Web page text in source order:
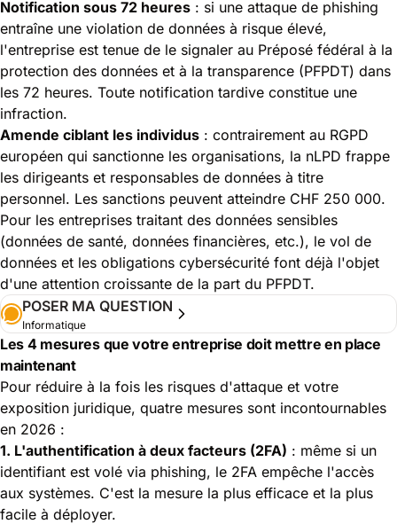
Notification sous 72 heures : si une attaque de phishing
entraîne une violation de données à risque élevé,
l'entreprise est tenue de le signaler au Préposé fédéral à la
protection des données et à la transparence (PFPDT) dans
les 72 heures. Toute notification tardive constitue une
infraction.
Amende ciblant les individus : contrairement au RGPD
européen qui sanctionne les organisations, la nLPD frappe
les dirigeants et responsables de données à titre
personnel. Les sanctions peuvent atteindre CHF 250 000.
Pour les entreprises traitant des données sensibles
(données de santé, données financières, etc.), le vol de
données et les obligations cybersécurité font déjà l'objet
d'une attention croissante de la part du PFPDT.
POSER MA QUESTION
Informatique
Les 4 mesures que votre entreprise doit mettre en place
maintenant
Pour réduire à la fois les risques d'attaque et votre
exposition juridique, quatre mesures sont incontournables
en 2026 :
1. L'authentification à deux facteurs (2FA) : même si un
identifiant est volé via phishing, le 2FA empêche l'accès
aux systèmes. C'est la mesure la plus efficace et la plus
facile à déployer.